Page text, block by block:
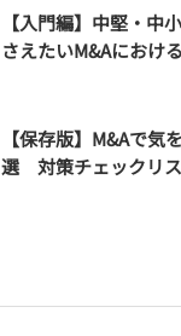
【入門編】中堅・中
さえたいM&Aにおけ
【保存版】M&Aで気
選 対策チェックリ